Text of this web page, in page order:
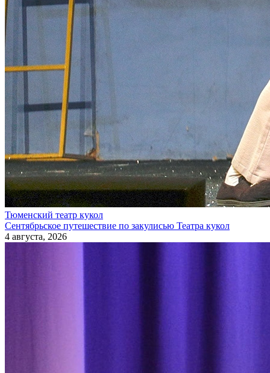
Тюменский театр кукол
Сентябрьское путешествие по закулисью Театра кукол
4 августа, 2026